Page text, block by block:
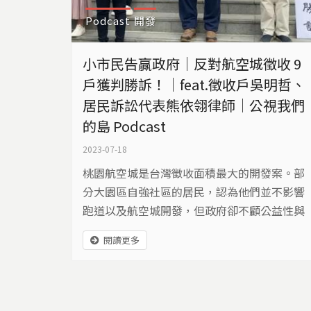
Podcast 開發
小市民告贏政府｜反對航空城徵收 9
戶獲判勝訴！｜feat.徵收戶吳明哲、
居民訴訟代表熊依翎律師｜公視我們
的島 Podcast
2023-07-18
桃園航空城是台灣徵收面積最大的開發案。部
分大園區自強社區的居民，認為他們並不影響
跑道以及航空城開發，但政府卻不顧公益性與
必要性，強制徵收土地與建物，因此向法院提
出撤銷徵收的訴訟。
閱讀更多